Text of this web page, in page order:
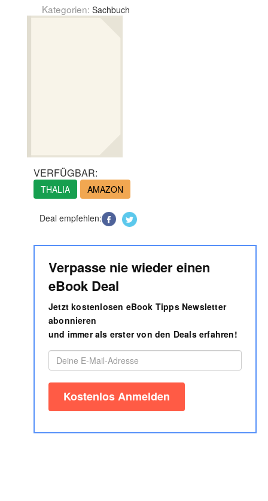
Kategorien: Sachbuch
VERFÜGBAR:
THALIA AMAZON
Deal empfehlen:
Verpasse nie wieder einen
eBook Deal
Jetzt kostenlosen eBook Tipps Newsletter
abonnieren
und immer als erster von den Deals erfahren!